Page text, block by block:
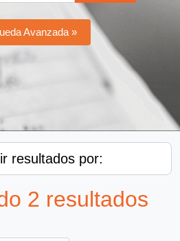
Avanzada »
resultados por:
2 resultados